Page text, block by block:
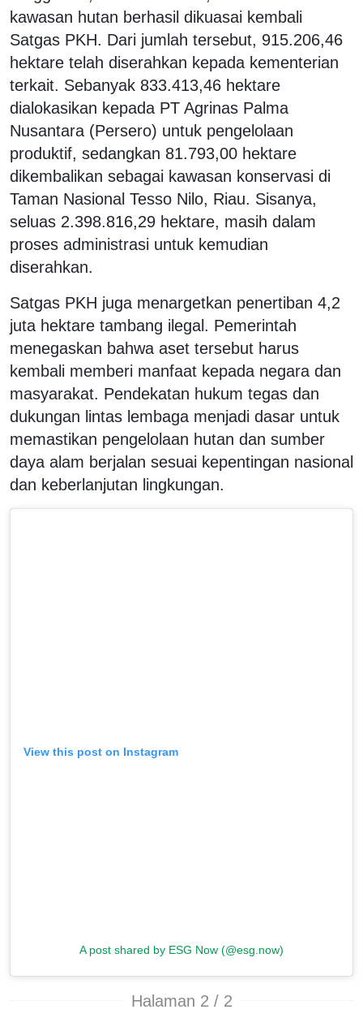
kawasan hutan berhasil dikuasai kembali
Satgas PKH. Dari jumlah tersebut, 915.206,46
hektare telah diserahkan kepada kementerian
terkait. Sebanyak 833.413,46 hektare
dialokasikan kepada PT Agrinas Palma
Nusantara (Persero) untuk pengelolaan
produktif, sedangkan 81.793,00 hektare
dikembalikan sebagai kawasan konservasi di
Taman Nasional Tesso Nilo, Riau. Sisanya,
seluas 2.398.816,29 hektare, masih dalam
proses administrasi untuk kemudian
diserahkan.
Satgas PKH juga menargetkan penertiban 4,2
juta hektare tambang ilegal. Pemerintah
menegaskan bahwa aset tersebut harus
kembali memberi manfaat kepada negara dan
masyarakat. Pendekatan hukum tegas dan
dukungan lintas lembaga menjadi dasar untuk
memastikan pengelolaan hutan dan sumber
daya alam berjalan sesuai kepentingan nasional
dan keberlanjutan lingkungan.
View this post on Instagram
A post shared by ESG Now (@esg.now)
Halaman 2 / 2